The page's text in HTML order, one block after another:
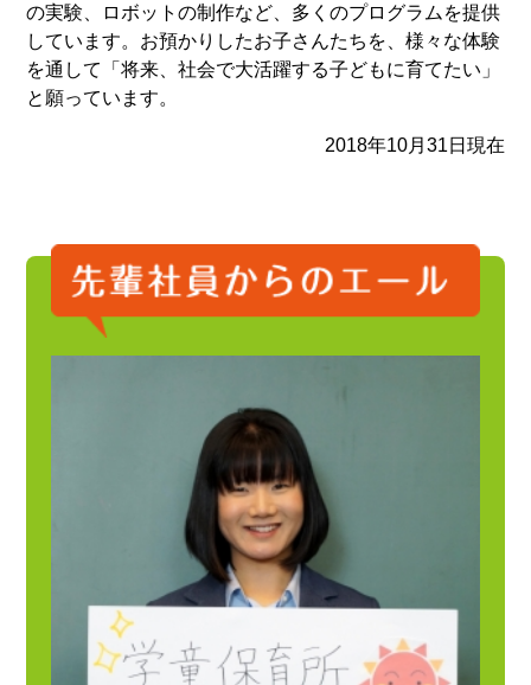
の実験、ロボットの制作など、多くのプログラムを提供
しています。お預かりしたお子さんたちを、様々な体験
を通して「将来、社会で大活躍する子どもに育てたい」
と願っています。
2018年10月31日現在